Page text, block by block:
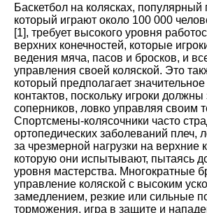
Баскетбол на колясках, популярный
который играют около 100 000
[1], требует высокого уровня
верхних конечностей, которые
ведения мяча, пасов и бросков, и
управления своей коляской. Это
который предполагает
контактов, поскольку игроки
соперников, ловко управляя своим
Спортсмены-колясочники часто
ортопедических заболеваний плеч,
за чрезмерной нагрузки на верхние
которую они испытывают, пытаясь
уровня мастерства. Многократные
управление коляской с высоким
замедлением, резкие или сильные
торможения, игра в защите и